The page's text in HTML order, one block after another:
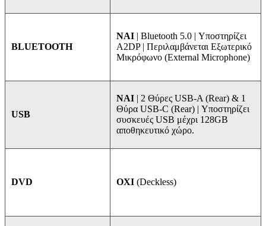
BLUETOOTH
ΝΑΙ | Bluetooth 5.0 | Υποστηρίζει
A2DP | Περιλαμβάνεται Εξωτερικό
Μικρόφωνο (External Microphone)
USB
ΝΑΙ | 2 Θύρες USB-A (Rear) & 1
Θύρα USB-C (Rear) | Υποστηρίζει
συσκευές USB μέχρι 128GB
αποθηκευτικό χώρο.
DVD ΟΧΙ (Deckless)